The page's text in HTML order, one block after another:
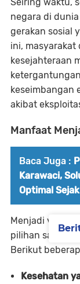
negara di
gerakan sosial
ini,
kesejahteraan
keseimbangan
akibat
Manfaat
Baca Juga :
Karawaci,
Optimal
Menjadi vegan
pilihan sadar
Berikut
Kesehatan